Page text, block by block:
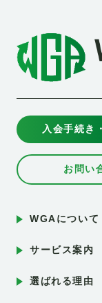
入会手続き
お問い
WGAについて
サービス案内
選ばれる理由